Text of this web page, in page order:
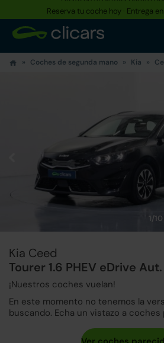
Reserva tu coche hoy · Entrega
Coches de segunda mano Kia
1/10
Kia Ceed
Tourer 1.6 PHEV eDrive Aut.
¡Nuestros coches vuelan!
En este momento no tenemos la
buscando. Echa un vistazo a coches